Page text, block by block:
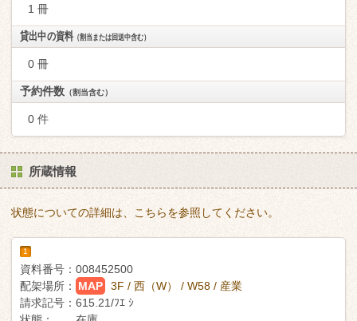
1 冊
貸出中の資料（割当または回送中含む）
0 冊
予約件数 （割当含む）
0 件
所蔵情報
状態についての詳細は、こちらを参照してください。
1
資料番号： 008452500
配架場所：
MAP
3F / 西（W） / W58 / 産業
請求記号： 615.21/ﾌｴ ｼ